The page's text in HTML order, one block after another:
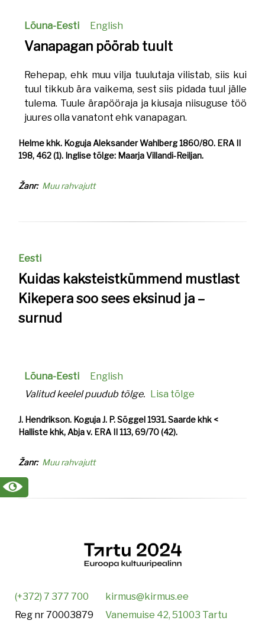
Lõuna-Eesti English
Vanapagan pöörab tuult
Rehepap, ehk muu vilja tuulutaja vilistab, siis kui
tuul tikkub ära vaikema, sest siis pidada tuul jälle
tulema. Tuule ärapööraja ja kiusaja niisuguse töö
juures olla vanatont ehk vanapagan.
Helme khk. Koguja Aleksander Wahlberg 1860/80. ERA II
198, 462 (1). Inglise tõlge: Maarja Villandi-Reiljan.
Žanr Muu rahvajutt
Eesti
Kuidas kaksteistkümmend mustlast
Kikepera soo sees eksinud ja –
surnud
Lõuna-Eesti
English
Valitud keelel puudub tõlge. Lisa tõlge
J. Hendrikson. Koguja J. P. Sõggel 1931. Saarde khk <
Halliste khk, Abja v. ERA II 113, 69/70 (42).
Žanr Muu rahvajutt
(+372) 7 377 700
Reg nr 70003879
kirmus@kirmus.ee
Vanemuise 42, 51003 Tartu